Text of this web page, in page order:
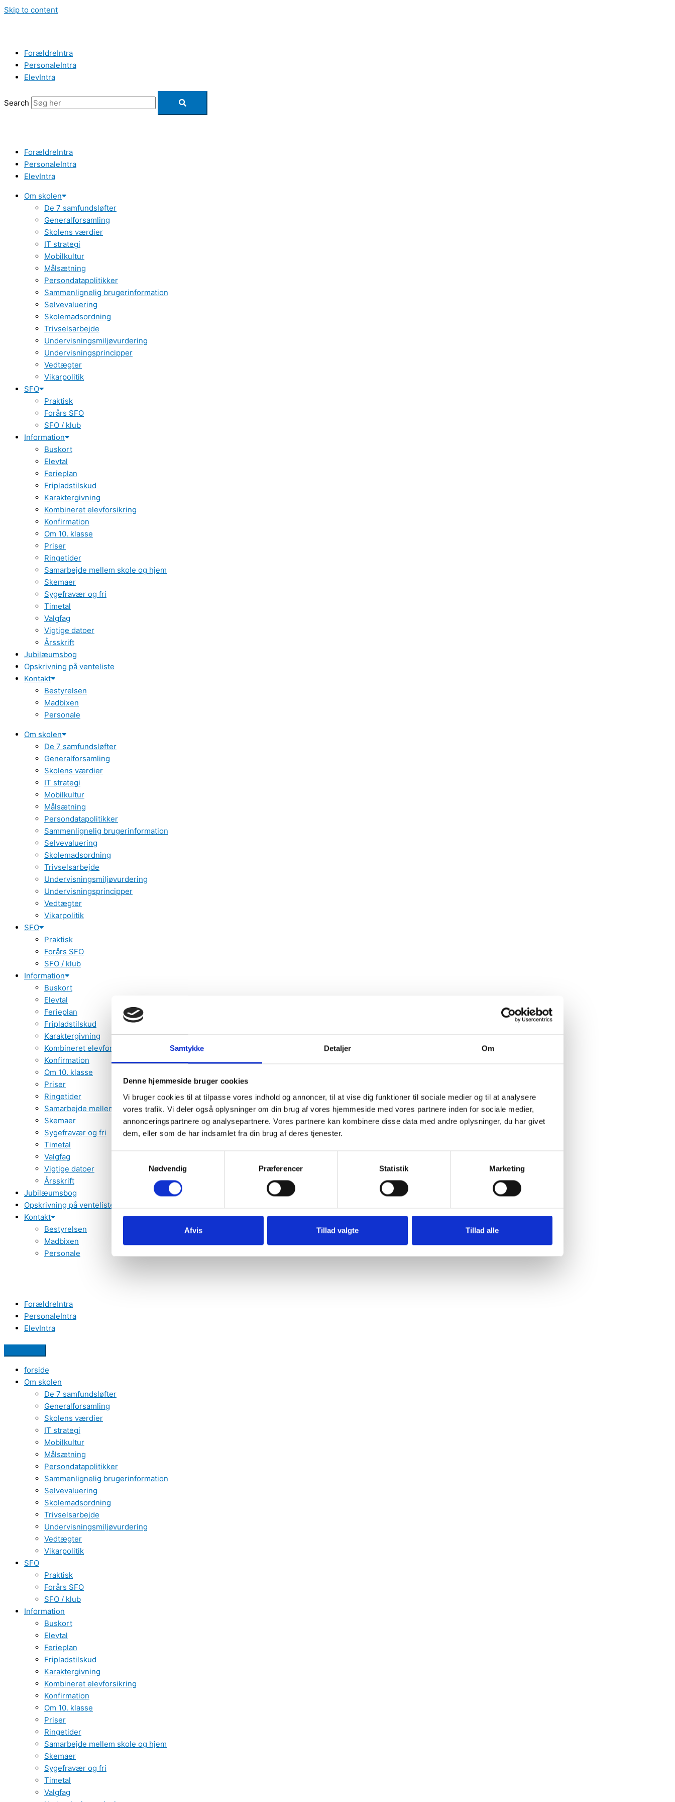
Samtykke Detaljer Om
Denne hjemmeside bruger cookies
Vi bruger cookies til at tilpasse vores indhold og annoncer, til at vise dig funktioner til sociale medier og til at analysere
vores trafik. Vi deler også oplysninger om din brug af vores hjemmeside med vores partnere inden for sociale medier,
annonceringspartnere og analysepartnere. Vores partnere kan kombinere disse data med andre oplysninger, du har givet
dem, eller som de har indsamlet fra din brug af deres tjenester.
Nødvendig
Præferencer Statistik Marketing
Afvis Tillad valgte Tillad alle
Skip to content
ForældreIntra
PersonaleIntra
ElevIntra
Search
ForældreIntra
PersonaleIntra
ElevIntra
Om skolen
De 7 samfundsløfter
Generalforsamling
Skolens værdier
IT strategi
Mobilkultur
Målsætning
Persondatapolitikker
Sammenlignelig brugerinformation
Selvevaluering
Skolemadsordning
Trivselsarbejde
Undervisningsmiljøvurdering
Undervisningsprincipper
Vedtægter
Vikarpolitik
SFO
Praktisk
Forårs SFO
SFO / klub
Information
Buskort
Elevtal
Ferieplan
Fripladstilskud
Karaktergivning
Kombineret elevforsikring
Konfirmation
Om 10. klasse
Priser
Ringetider
Samarbejde mellem skole og hjem
Skemaer
Sygefravær og fri
Timetal
Valgfag
Vigtige datoer
Årsskrift
Jubilæumsbog
Opskrivning på venteliste
Kontakt
Bestyrelsen
Madbixen
Personale
Om skolen
De 7 samfundsløfter
Generalforsamling
Skolens værdier
IT strategi
Mobilkultur
Målsætning
Persondatapolitikker
Sammenlignelig brugerinformation
Selvevaluering
Skolemadsordning
Trivselsarbejde
Undervisningsmiljøvurdering
Undervisningsprincipper
Vedtægter
Vikarpolitik
SFO
Praktisk
Forårs SFO
SFO / klub
Information
Buskort
Elevtal
Ferieplan
Fripladstilskud
Karaktergivning
Kombineret elevforsikring
Konfirmation
Om 10. klasse
Priser
Ringetider
Samarbejde mellem skole og hjem
Skemaer
Sygefravær og fri
Timetal
Valgfag
Vigtige datoer
Årsskrift
Jubilæumsbog
Opskrivning på venteliste
Kontakt
Bestyrelsen
Madbixen
Personale
ForældreIntra
PersonaleIntra
ElevIntra
forside
Om skolen
De 7 samfundsløfter
Generalforsamling
Skolens værdier
IT strategi
Mobilkultur
Målsætning
Persondatapolitikker
Sammenlignelig brugerinformation
Selvevaluering
Skolemadsordning
Trivselsarbejde
Undervisningsmiljøvurdering
Vedtægter
Vikarpolitik
SFO
Praktisk
Forårs SFO
SFO / klub
Information
Buskort
Elevtal
Ferieplan
Fripladstilskud
Karaktergivning
Kombineret elevforsikring
Konfirmation
Om 10. klasse
Priser
Ringetider
Samarbejde mellem skole og hjem
Skemaer
Sygefravær og fri
Timetal
Valgfag